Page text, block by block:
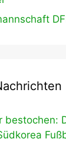
bestochen: